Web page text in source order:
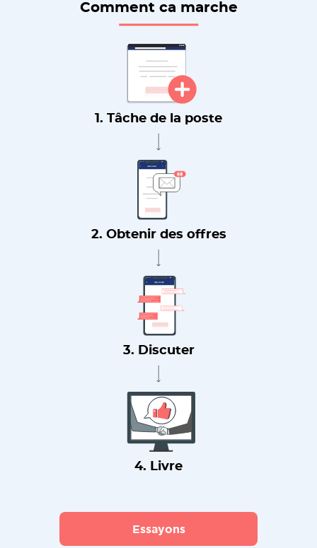
Comment ca marche
1. Tâche de la poste
2. Obtenir des offres
3. Discuter
4. Livre
Essayons